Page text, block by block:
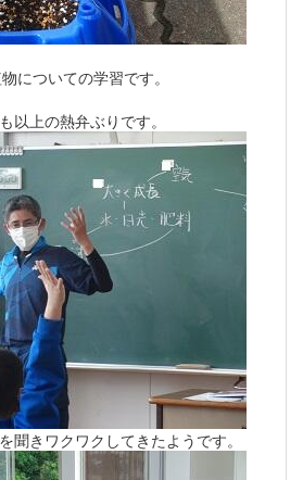
についての学習です。
以上の熱弁ぶりです。
聞きワクワクしてきたようです。